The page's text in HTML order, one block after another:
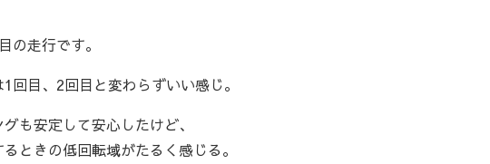
の走行です。
回目、2回目と変わらずいい感じ。
も安定して安心したけど、
ときの低回転域がたるく感じる。